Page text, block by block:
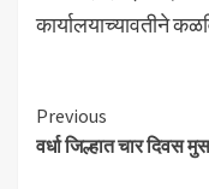
कार्यालयाच्यावतीने
Continue
Reading
Previous
वर्धा जिल्हात चार दिवस